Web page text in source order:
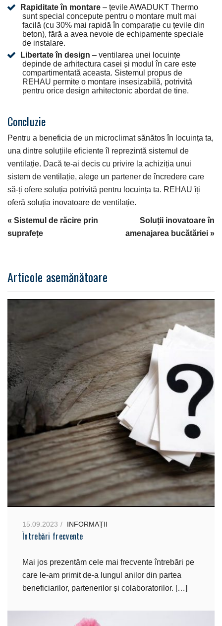
Rapiditate în montare – țevile AWADUKT Thermo
sunt special concepute pentru o montare mult mai
facilă (cu 30% mai rapidă în comparație cu țevile din
beton), fără a avea nevoie de echipamente speciale
de instalare.
Libertate în design – ventilarea unei locuințe
depinde de arhitectura casei și modul în care este
compartimentată aceasta. Sistemul propus de
REHAU permite o montare insesizabilă, potrivită
pentru orice design arhitectonic abordat de tine.
Concluzie
Pentru a beneficia de un microclimat sănătos în locuința ta,
una dintre soluțiile eficiente îl reprezintă sistemul de
ventilație. Dacă te-ai decis cu privire la achiziția unui
sistem de ventilație, alege un partener de încredere care
să-ți ofere soluția potrivită pentru locuința ta. REHAU îți
oferă soluția inovatoare de ventilație.
« Sistemul de răcire prin
suprafețe
Soluții inovatoare în
amenajarea bucătăriei »
Articole asemănătoare
15.09.2023 INFORMAȚII
Întrebări frecvente
Mai jos prezentăm cele mai frecvente întrebări pe
care le-am primit de-a lungul anilor din partea
beneficiarilor, partenerilor și colaboratorilor. […]